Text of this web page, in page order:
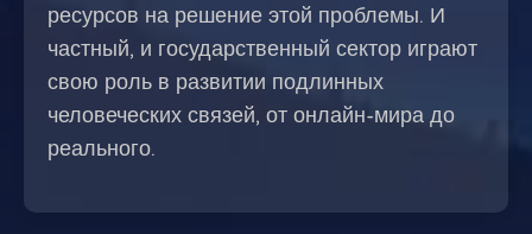
ресурсов на решение этой проблемы. И
частный, и государственный сектор играют
свою роль в развитии подлинных
человеческих связей, от онлайн-мира до
реального.